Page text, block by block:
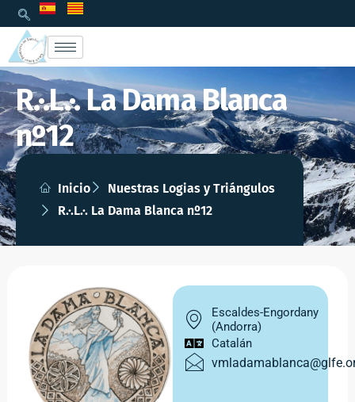
R.·.L.·. La Dama Blanca
nº12
Inicio
Nuestras Logias y Triángulos
R.·.L.·. La Dama Blanca nº12
Escaldes-Engordany
(Andorra)
Catalán